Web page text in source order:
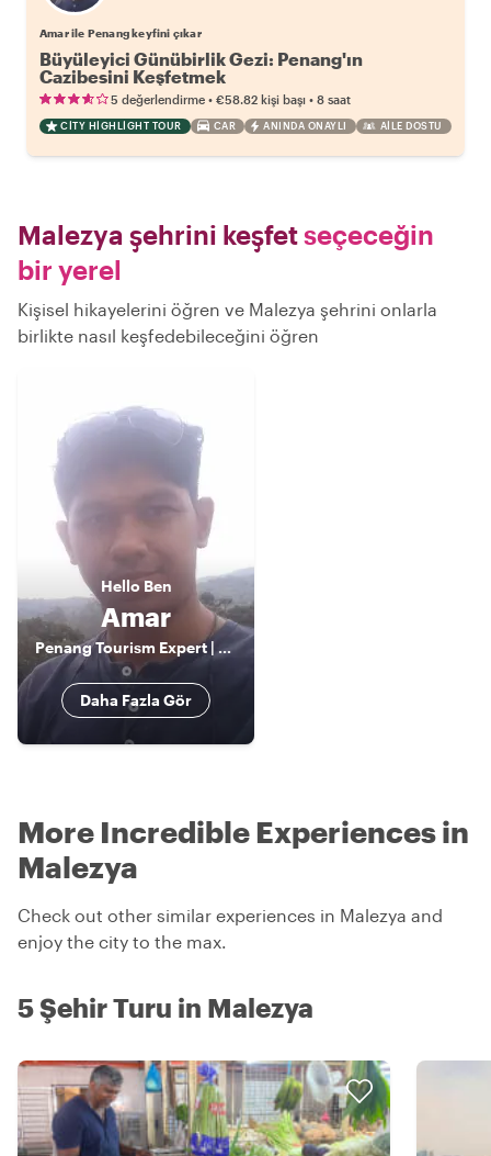
Amar ile Penang keyfini çıkar
Büyüleyici Günübirlik Gezi: Penang'ın
Cazibesini Keşfetmek
5 değerlendirme • €58.82 kişi başı • 8 saat
CITY HIGHLIGHT TOUR CAR ANINDA ONAYLI AILE DOSTU
Malezya şehrini keşfetseçeceğin
bir yerel
Kişisel hikayelerini öğren ve Malezya şehrini onlarla
birlikte nasıl keşfedebileceğini öğren
HelloBen
Amar
Penang Tourism Expert | Licensed Guide | Local Insights Beyond the Guidebooks
Daha Fazla Gör
More Incredible Experiences in
Malezya
Check out other similar experiences in Malezya and
enjoy the city to the max.
5 Şehir Turu in Malezya